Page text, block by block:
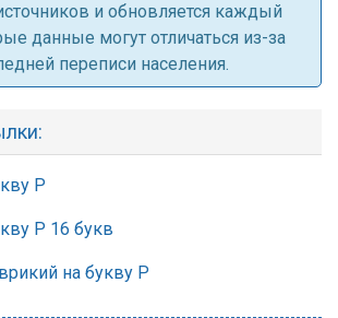
и обновляется каждый
данные могут отличаться из-за
переписи населения.
Р
Р 16 букв
на букву Р